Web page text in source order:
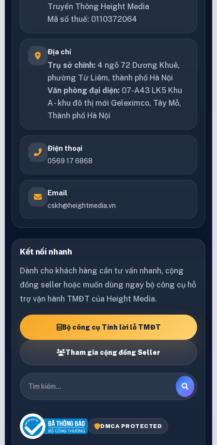
Truyền Thông Height Media
Mã số thuế: 0110372064
Địa chỉ
Trụ sở chính: 4 ngõ 72 Dương Khuê,
phường Từ Liêm, thành phố Hà Nội
Văn phòng đại diện: 07-A43 LK5 Khu
A - khu đô thị mới Geleximco, Tây Mỗ,
Thành phố Hà Nội
Điện thoại
0569 17 6868
Email
cskh@heightmedia.vn
Kết nối nhanh
Dành cho khách hàng cần tư vấn nhanh, cộng
đồng seller hoặc muốn dùng ngay bộ công cụ hỗ
trợ vận hành TMĐT của Height Media.
Bộ công cụ Tính lời lỗ TMĐT
Tham gia cộng đồng Seller
DMCA PROTECTED